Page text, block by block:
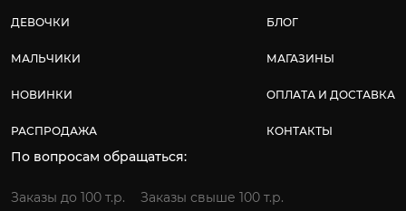
ДЕВОЧКИ
МАЛЬЧИКИ
НОВИНКИ
РАСПРОДАЖА
БЛОГ
МАГАЗИНЫ
ОПЛАТА И ДОСТАВКА
КОНТАКТЫ
По вопросам обращаться:
Заказы до 100 т.р. Заказы свыше 100 т.р.